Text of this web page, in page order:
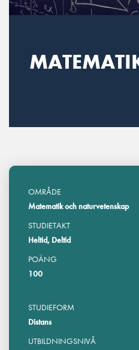
OMRÅDE
Matematik och naturvetenskap
STUDIETAKT
Heltid, Deltid
POÄNG
100
STUDIEFORM
Distans
UTBILDNINGSNIVÅ